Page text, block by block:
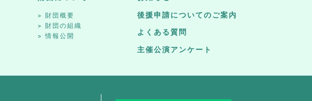
財団概要
財団の組織
情報公開
後援申請についてのご案内
よくある質問
主催公演アンケート